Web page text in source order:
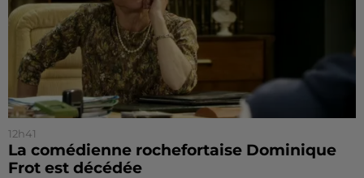
12h41
La comédienne rochefortaise Dominique
Frot est décédée